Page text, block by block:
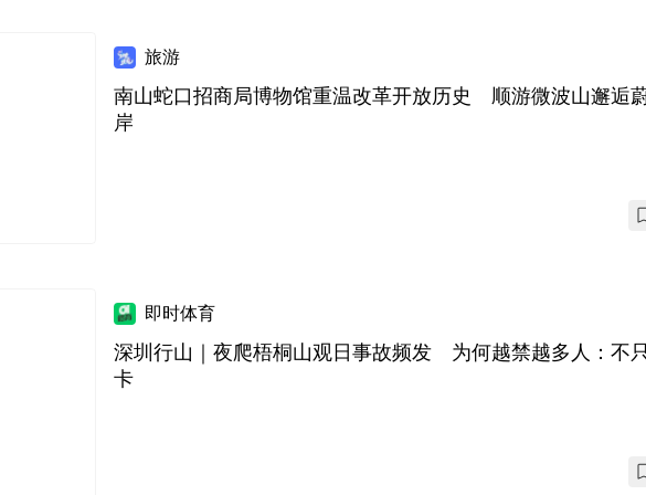
旅游
南山蛇口招商局博物馆重温改革开放历史 顺游微波山邂逅
岸
即时体育
深圳行山｜夜爬梧桐山观日事故频发 为何越禁越多人：不
卡